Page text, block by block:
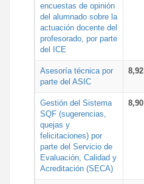
encuestas de opinión
del alumnado sobre la
actuación docente del
profesorado, por parte
del ICE
Asesoría técnica por
parte del ASIC
8,92
Gestión del Sistema
SQF (sugerencias,
quejas y
felicitaciones) por
parte del Servicio de
Evaluación, Calidad y
Acreditación (SECA)
8,90